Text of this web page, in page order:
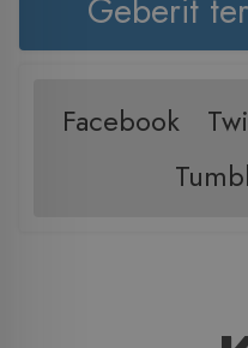
Geberit
Facebook